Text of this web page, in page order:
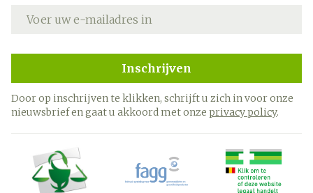
Inschrijven
Door op inschrijven te klikken, schrijft u zich in voor onze
nieuwsbrief en gaat u akkoord met onze privacy policy.